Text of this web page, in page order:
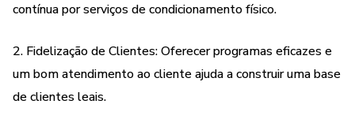
contínua por serviços de condicionamento físico.
2. Fidelização de Clientes: Oferecer programas eficazes e
um bom atendimento ao cliente ajuda a construir uma base
de clientes leais.